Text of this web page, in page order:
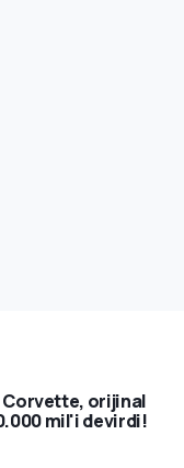
Corvette, orijinal
mil'i devirdi!